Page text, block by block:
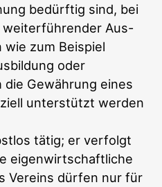
bedürftig sind, bei
Aus-
zum Beispiel
oder
die Gewährung eines
unterstützt werden
tätig; er verfolgt
eigenwirtschaftliche
Vereins dürfen nur für